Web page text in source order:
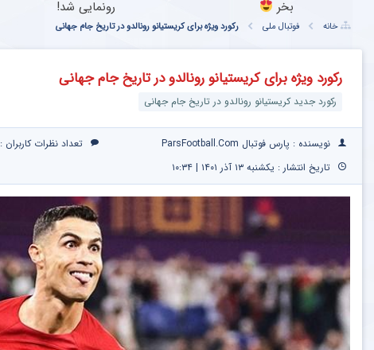
بخر
رونمایی شد!
خانه فوتبال ملی رکورد ویژه برای کریستیانو رونالدو در تاریخ جام جهانی
رکورد ویژه برای کریستیانو رونالدو در تاریخ جام جهانی
رکورد جدید کریستیانو رونالدو در تاریخ جام جهانی
نویسنده : پارس فوتبال ParsFootball.Com تعداد نظرات کاربران :
تاریخ انتشار : یکشنبه ۱۳ آذر ۱۴۰۱ | ۱۰:۳۴